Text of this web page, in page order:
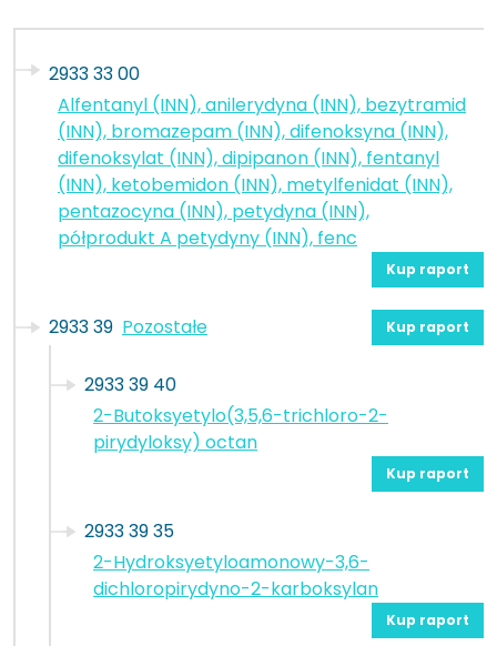
2933 33 00
Alfentanyl (INN), anilerydyna (INN), bezytramid
(INN), bromazepam (INN), difenoksyna (INN),
difenoksylat (INN), dipipanon (INN), fentanyl
(INN), ketobemidon (INN), metylfenidat (INN),
pentazocyna (INN), petydyna (INN),
półprodukt A petydyny (INN), fenc
Kup raport
2933 39 Pozostałe Kup raport
2933 39 40
2-Butoksyetylo(3,5,6-trichloro-2-
pirydyloksy) octan
Kup raport
2933 39 35
2-Hydroksyetyloamonowy-3,6-
dichloropirydyno-2-karboksylan
Kup raport